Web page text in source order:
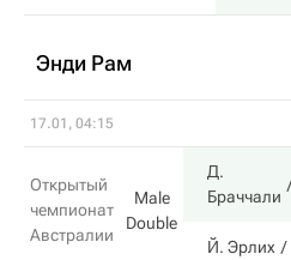
Энди Рам
17.01, 04:15
Открытый
чемпионат
Австралии
Male
Double
Д.
Браччали
Й. Эрлих